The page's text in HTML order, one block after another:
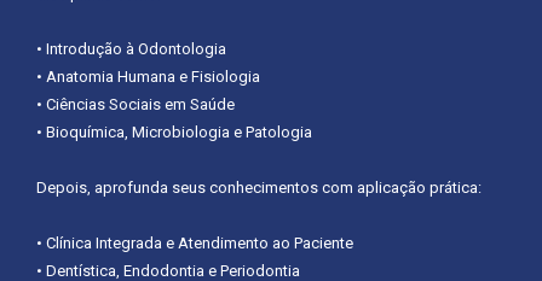
• Introdução à Odontologia
• Anatomia Humana e Fisiologia
• Ciências Sociais em Saúde
• Bioquímica, Microbiologia e Patologia
Depois, aprofunda seus conhecimentos com aplicação prática:
• Clínica Integrada e Atendimento ao Paciente
• Dentística, Endodontia e Periodontia